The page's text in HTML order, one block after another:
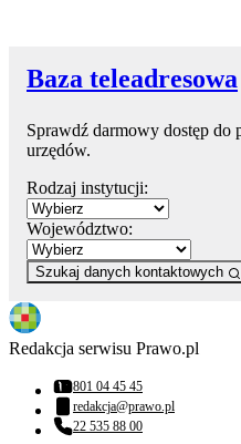
Baza teleadresowa
Sprawdź darmowy dostęp do
urzędów.
Rodzaj instytucji:
Województwo:
Szukaj danych kontaktowych
Redakcja serwisu Prawo.pl
Numer telefonu:
801 04 45 45
Adres email:
redakcja@prawo.pl
Numer telefonu:
22 535 88 00